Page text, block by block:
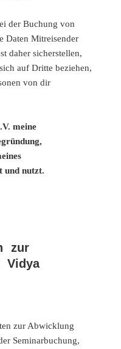
der Buchung von
Daten Mitreisender
daher sicherstellen,
auf Dritte beziehen,
von dir
meine
und nutzt.
zur
Vidya
zur Abwicklung
Seminarbuchung,